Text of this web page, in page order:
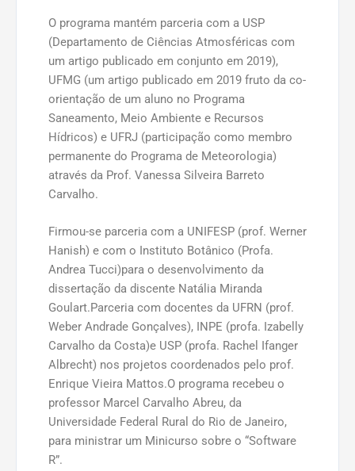
O programa mantém parceria com a USP
(Departamento de Ciências Atmosféricas com
um artigo publicado em conjunto em 2019),
UFMG (um artigo publicado em 2019 fruto da co-
orientação de um aluno no Programa
Saneamento, Meio Ambiente e Recursos
Hídricos) e UFRJ (participação como membro
permanente do Programa de Meteorologia)
através da Prof. Vanessa Silveira Barreto
Carvalho.
Firmou-se parceria com a UNIFESP (prof. Werner
Hanish) e com o Instituto Botânico (Profa.
Andrea Tucci)para o desenvolvimento da
dissertação da discente Natália Miranda
Goulart.Parceria com docentes da UFRN (prof.
Weber Andrade Gonçalves), INPE (profa. Izabelly
Carvalho da Costa)e USP (profa. Rachel Ifanger
Albrecht) nos projetos coordenados pelo prof.
Enrique Vieira Mattos.O programa recebeu o
professor Marcel Carvalho Abreu, da
Universidade Federal Rural do Rio de Janeiro,
para ministrar um Minicurso sobre o “Software
R”.